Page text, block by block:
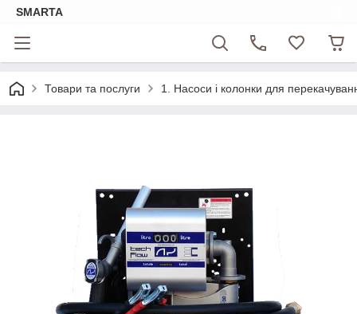
SMARTA
Товари та послуги 1. Насоси і колонки для